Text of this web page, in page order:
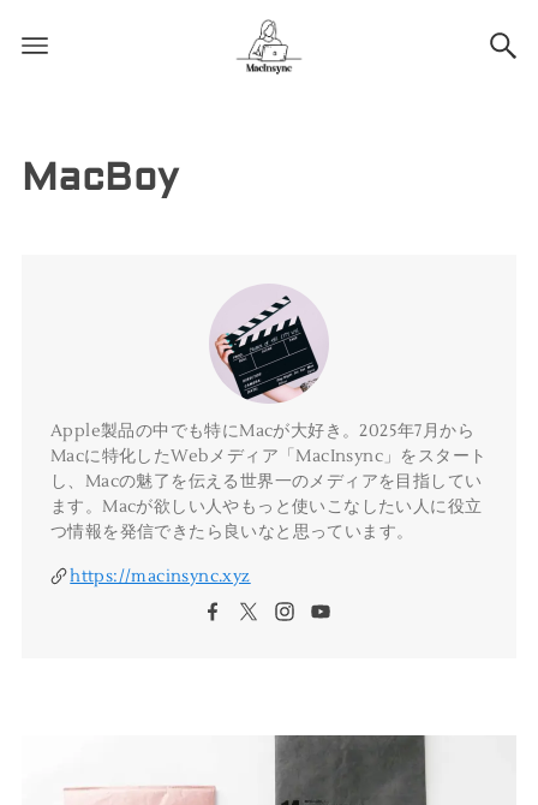
MacBoy
Apple製品の中でも特にMacが大好き。2025年7月から
Macに特化したWebメディア「MacInsync」をスタート
し、Macの魅了を伝える世界一のメディアを目指してい
ます。Macが欲しい人やもっと使いこなしたい人に役立
つ情報を発信できたら良いなと思っています。
https://macinsync.xyz